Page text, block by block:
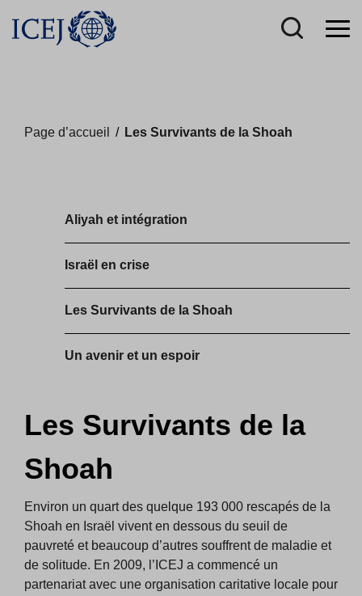
Page d’accueil / Les Survivants de la Shoah
Aliyah et intégration
Israël en crise
Les Survivants de la Shoah
Un avenir et un espoir
Les Survivants de la
Shoah
Environ un quart des quelque 193 000 rescapés de la
Shoah en Israël vivent en dessous du seuil de
pauvreté et beaucoup d’autres souffrent de maladie et
de solitude. En 2009, l’ICEJ a commencé un
partenariat avec une organisation caritative locale pour